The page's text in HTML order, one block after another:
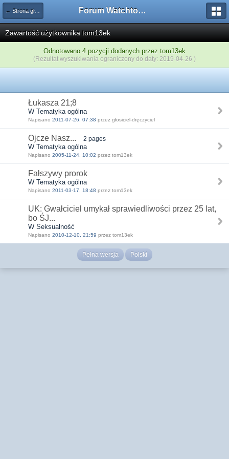
← Strona główna Forum Watchtower
Zawartość użytkownika tom13ek
Odnotowano 4 pozycji dodanych przez tom13ek
(Rezultat wyszukiwania ograniczony do daty: 2019-04-26 )
Łukasza 21;8
W Tematyka ogólna
Napisano 2011-07-26, 07:38 przez głosiciel-dręczyciel
Ojcze Nasz... 2 pages
W Tematyka ogólna
Napisano 2005-11-24, 10:02 przez tom13ek
Fałszywy prorok
W Tematyka ogólna
Napisano 2011-03-17, 18:48 przez tom13ek
UK: Gwałciciel umykał sprawiedliwości przez 25 lat,
bo ŚJ...
W Seksualność
Napisano 2010-12-10, 21:59 przez tom13ek
Pełna wersja Polski